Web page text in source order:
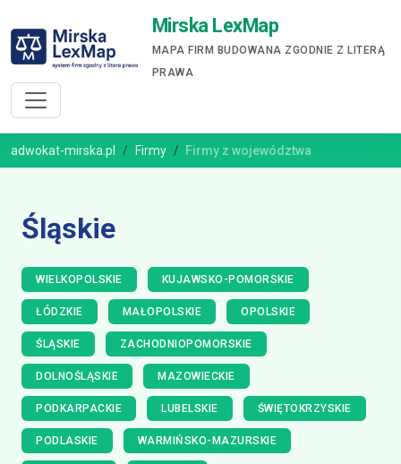
Mirska LexMap
MAPA FIRM BUDOWANA ZGODNIE Z LITERĄ
PRAWA
adwokat-mirska.pl Firmy Firmy z województwa
Śląskie
WIELKOPOLSKIE KUJAWSKO-POMORSKIE
ŁÓDZKIE MAŁOPOLSKIE OPOLSKIE
ŚLĄSKIE ZACHODNIOPOMORSKIE
DOLNOŚLĄSKIE MAZOWIECKIE
PODKARPACKIE LUBELSKIE ŚWIĘTOKRZYSKIE
PODLASKIE WARMIŃSKO-MAZURSKIE